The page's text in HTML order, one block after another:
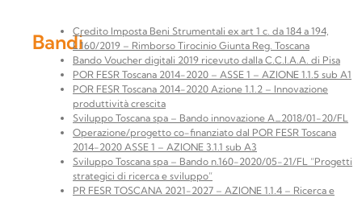
BandiCredito Imposta Beni Strumentali ex art 1 c. da 184 a 194,
L.160/2019 – Rimborso Tirocinio Giunta Reg. Toscana
Bando Voucher digitali 2019 ricevuto dalla C.C.I.A.A. di Pisa
POR FESR Toscana 2014-2020 – ASSE 1 – AZIONE 1.1.5 sub A1
POR FESR Toscana 2014-2020 Azione 1.1.2 – Innovazione
produttività crescita
Sviluppo Toscana spa – Bando innovazione A_2018/01-20/FL
Operazione/progetto co-finanziato dal POR FESR Toscana
2014-2020 ASSE 1 – AZIONE 3.1.1 sub A3
Sviluppo Toscana spa – Bando n.160-2020/05-21/FL “Progetti
strategici di ricerca e sviluppo”
PR FESR TOSCANA 2021-2027 – AZIONE 1.1.4 – Ricerca e